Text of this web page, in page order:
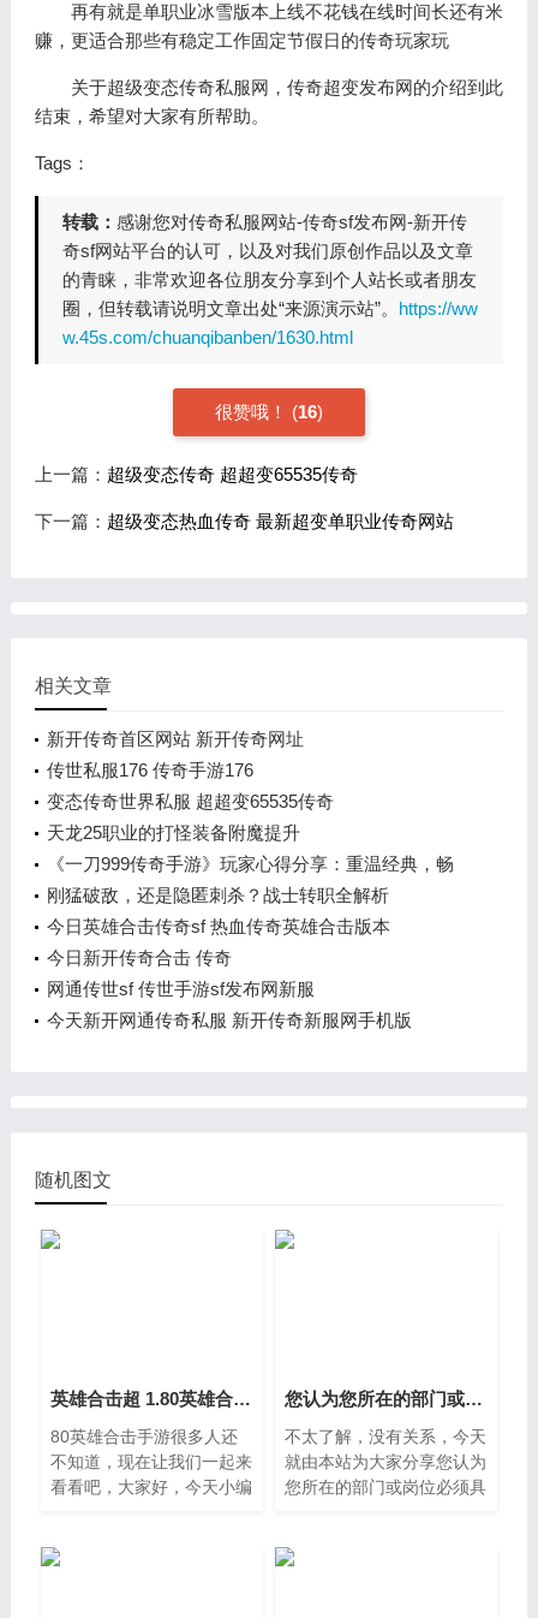
再有就是单职业冰雪版本上线不花钱在线时间长还有米
赚，更适合那些有稳定工作固定节假日的传奇玩家玩
关于超级变态传奇私服网，传奇超变发布网的介绍到此
结束，希望对大家有所帮助。
Tags：
转载： 感谢您对传奇私服网站-传奇sf发布网-新开传
奇sf网站平台的认可，以及对我们原创作品以及文章
的青睐，非常欢迎各位朋友分享到个人站长或者朋友
圈，但转载请说明文章出处“来源演示站”。 https://ww
w.45s.com/chuanqibanben/1630.html
很赞哦！ (16)
上一篇： 超级变态传奇 超超变65535传奇
下一篇： 超级变态热血传奇 最新超变单职业传奇网站
相关文章
新开传奇首区网站 新开传奇网址
传世私服176 传奇手游176
变态传奇世界私服 超超变65535传奇
天龙25职业的打怪装备附魔提升
《一刀999传奇手游》玩家心得分享：重温经典，畅
享极速成长
刚猛破敌，还是隐匿刺杀？战士转职全解析
今日英雄合击传奇sf 热血传奇英雄合击版本
今日新开传奇合击 传奇
网通传世sf 传世手游sf发布网新服
今天新开网通传奇私服 新开传奇新服网手机版
随机图文
英雄合击超 1.80英雄合击手游
80英雄合击手游很多人还
不知道，现在让我们一起来
看看吧，大家好，今天小编
版传奇选什么职业组合最好
您认为您所在的部门或岗位必须具备的核心能力是什么？ 岗位核心能力怎么写
不太了解，没有关系，今天
就由本站为大家分享您认为
您所在的部门或岗位必须具
写的问题都会给大家分析